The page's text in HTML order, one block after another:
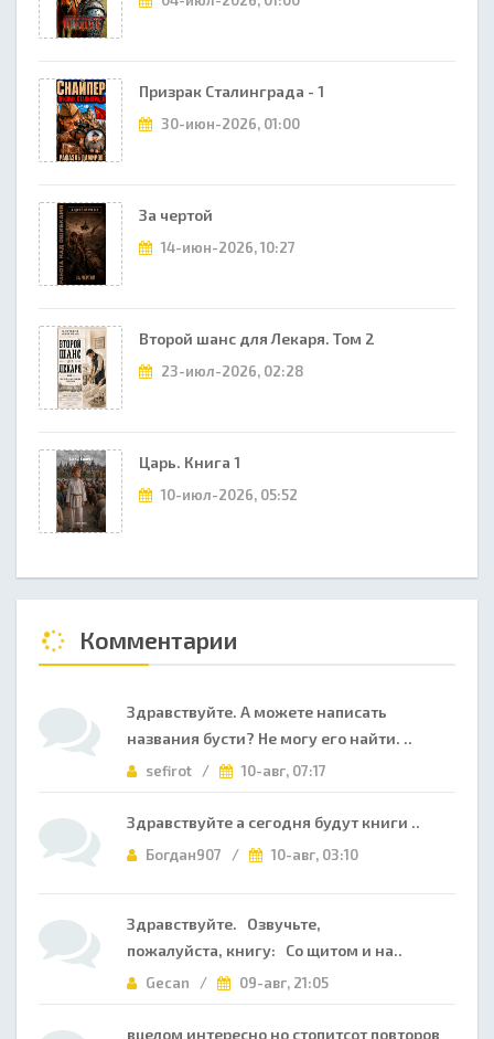
Призрак Сталинграда - 1
30-июн-2026, 01:00
За чертой
14-июн-2026, 10:27
Второй шанс для Лекаря. Том 2
23-июл-2026, 02:28
Царь. Книга 1
10-июл-2026, 05:52
Комментарии
Здравствуйте. А можете написать
названия бусти? Не могу его найти. ..
sefirot / 10-авг, 07:17
Здравствуйте а сегодня будут книги ..
Богдан907 / 10-авг, 03:10
Здравствуйте. Озвучьте,
пожалуйста, книгу: Со щитом и на..
Gecan / 09-авг, 21:05
вцелом интересно но стопитсот повторов